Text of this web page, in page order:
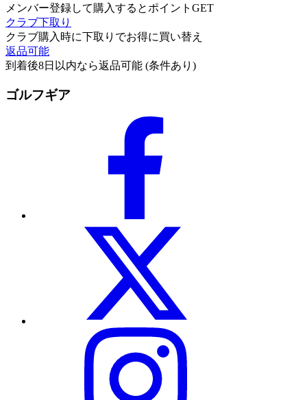
メンバー登録して購入するとポイントGET
クラブ下取り
クラブ購入時に下取りでお得に買い替え
返品可能
到着後8日以内なら返品可能 (条件あり)
ゴルフギア